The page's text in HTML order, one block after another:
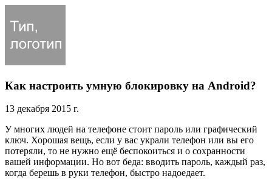
Как настроить умную блокировку на Android?
13 декабря 2015 г.
У многих людей на телефоне стоит пароль или графический
ключ. Хорошая вещь, если у вас украли телефон или вы его
потеряли, то не нужно ещё беспокоиться и о сохранности
вашей информации. Но вот беда: вводить пароль, каждый раз,
когда берешь в руки телефон, быстро надоедает.